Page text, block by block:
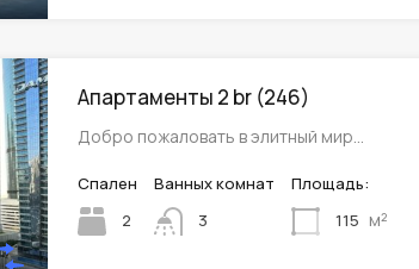
Апартаменты 2 br (246)
Добро пожаловать в элитный мир…
Спален
2
Ванных комнат
3
Площадь:
115 м²